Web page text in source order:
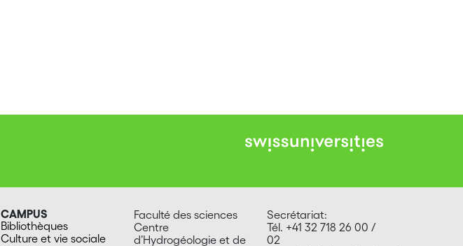
CAMPUS
Bibliothèques
Culture et vie sociale
Faculté des sciences
Centre
d’Hydrogéologie et de
Secrétariat:
Tél. +41 32 718 26 00 /
02